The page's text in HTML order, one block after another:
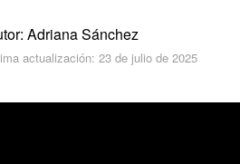
Adriana Sánchez
actualización: 23 de julio de 2025